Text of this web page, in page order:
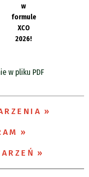
w
formule
XCO
2026!
w pliku PDF